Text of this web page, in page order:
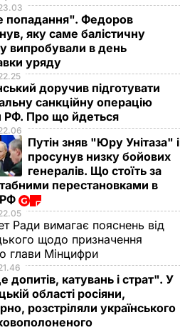
попадання". Федоров
яку саме балістичну
випробували в день
уряду
доручив підготувати
санкційну операцію
РФ. Про що йдеться
Путін зняв "Юру Унітаза" і
просунув низку бойових
генералів. Що стоїть за
перестановками в
РФ
Ради вимагає пояснень від
щодо призначення
глави Мінцифри
допитів, катувань і страт". У
області росіяни,
розстріляли українського